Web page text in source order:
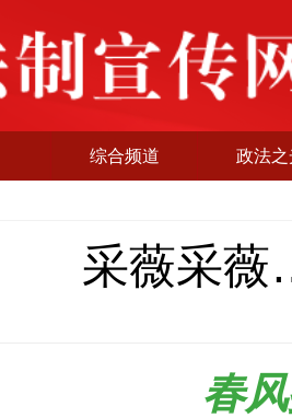
综合频道 政法之
采薇采
春